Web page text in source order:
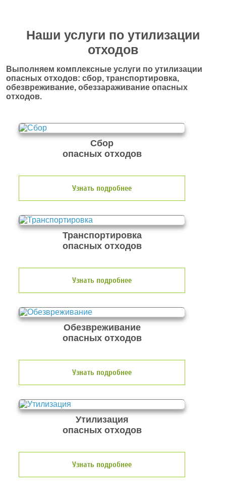
Наши услуги по утилизации
отходов
Выполняем комплексные услуги по утилизации
опасных отходов: сбор, транспортировка,
обезвреживание, обеззараживание опасных
отходов.
Сбор
опасных отходов
Узнать подробнее
Транспортировка
опасных отходов
Узнать подробнее
Обезвреживание
опасных отходов
Узнать подробнее
Утилизация
опасных отходов
Узнать подробнее